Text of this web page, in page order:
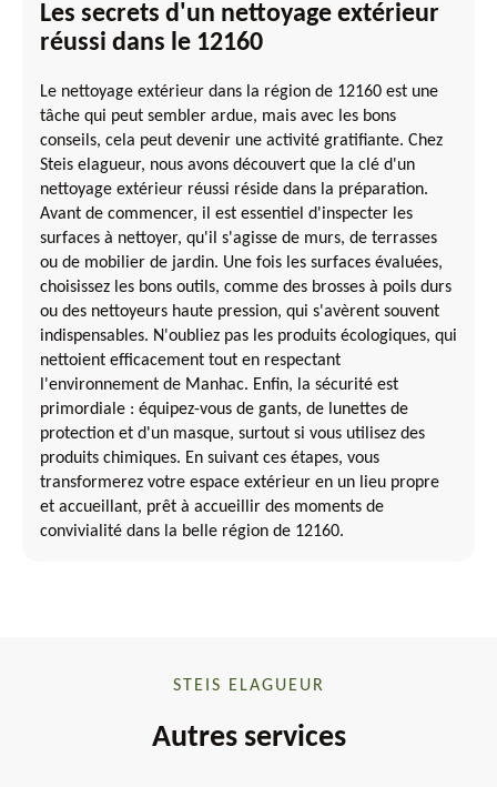
Les secrets d'un nettoyage extérieur
réussi dans le 12160
Le nettoyage extérieur dans la région de 12160 est une
tâche qui peut sembler ardue, mais avec les bons
conseils, cela peut devenir une activité gratifiante. Chez
Steis elagueur, nous avons découvert que la clé d'un
nettoyage extérieur réussi réside dans la préparation.
Avant de commencer, il est essentiel d'inspecter les
surfaces à nettoyer, qu'il s'agisse de murs, de terrasses
ou de mobilier de jardin. Une fois les surfaces évaluées,
choisissez les bons outils, comme des brosses à poils durs
ou des nettoyeurs haute pression, qui s'avèrent souvent
indispensables. N'oubliez pas les produits écologiques, qui
nettoient efficacement tout en respectant
l'environnement de Manhac. Enfin, la sécurité est
primordiale : équipez-vous de gants, de lunettes de
protection et d'un masque, surtout si vous utilisez des
produits chimiques. En suivant ces étapes, vous
transformerez votre espace extérieur en un lieu propre
et accueillant, prêt à accueillir des moments de
convivialité dans la belle région de 12160.
STEIS ELAGUEUR
Autres services